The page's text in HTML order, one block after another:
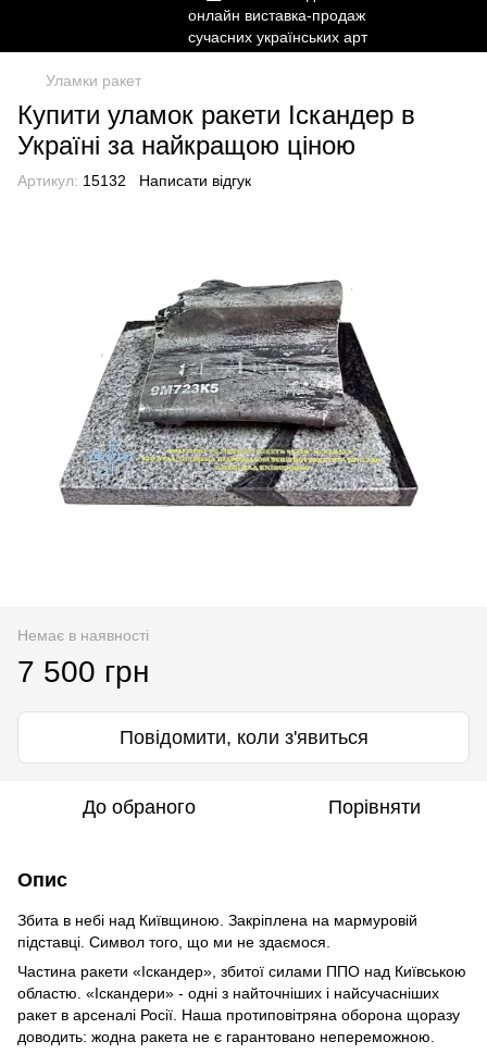
Уламки ракет
Купити уламок ракети Іскандер в
Україні за найкращою ціною
Артикул: 15132 Написати відгук
Немає в наявності
7 500 грн
Повідомити, коли з'явиться
До обраного Порівняти
Опис
Збита в небі над Київщиною. Закріплена на мармуровій
підставці. Символ того, що ми не здаємося.
Частина ракети «Іскандер», збитої силами ППО над Київською
областю. «Іскандери» - одні з найточніших і найсучасніших
ракет в арсеналі Росії. Наша протиповітряна оборона щоразу
доводить: жодна ракета не є гарантовано непереможною.